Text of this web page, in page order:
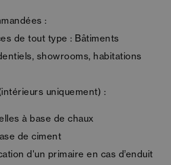
:
de tout type : Bâtiments
showrooms, habitations
uniquement) :
à base de chaux
de ciment
d'un primaire en cas d’enduit